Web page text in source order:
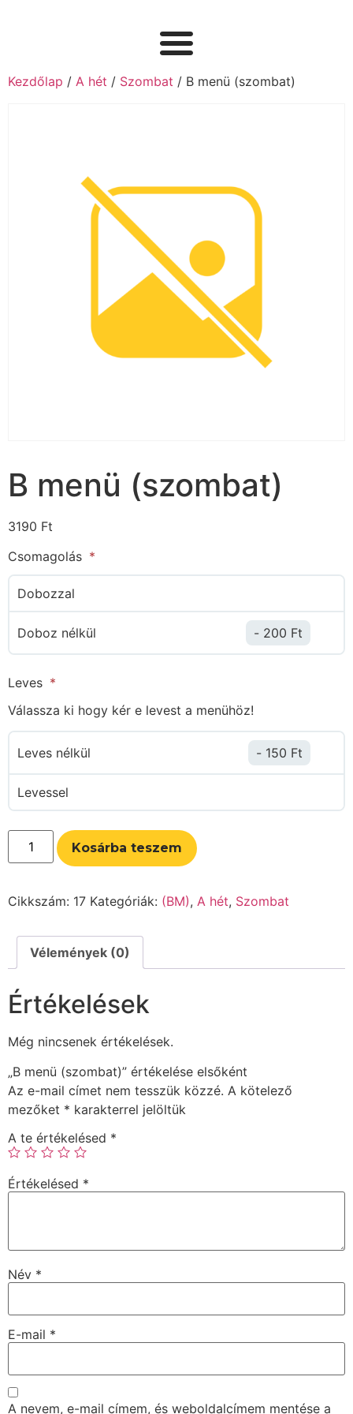
Kezdőlap / A hét / Szombat / B menü (szombat)
B menü (szombat)
3190 Ft
Csomagolás
Dobozzal
Doboz nélkül 200 Ft
Leves
Válassza ki hogy kér e levest a menühöz!
Leves nélkül 150 Ft
Levessel
Kosárba teszem
Cikkszám: 17 Kategóriák: (BM), A hét, Szombat
Vélemények (0)
Értékelések
Még nincsenek értékelések.
„B menü (szombat)” értékelése elsőként
Az e-mail címet nem tesszük közzé. A kötelező
mezőket * karakterrel jelöltük
A te értékelésed *
Értékelésed *
Név *
E-mail *
A nevem, e-mail címem, és weboldalcímem mentése a